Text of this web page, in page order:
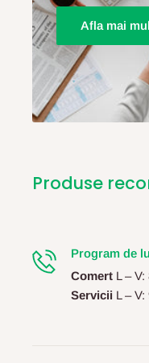
Afla mai
Produse
Program de
Comert L –
Servicii L –